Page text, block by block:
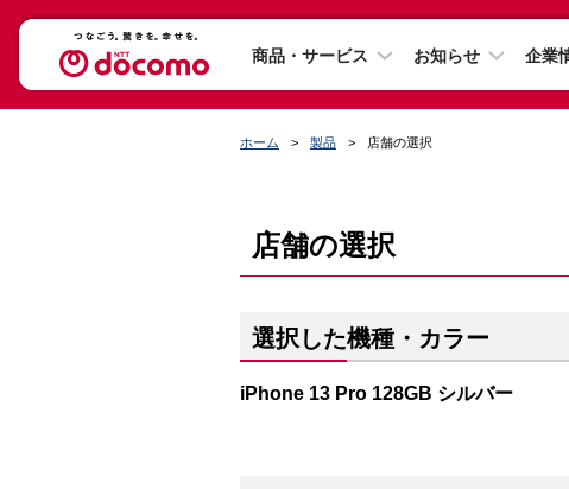
商品・サービス お知らせ 企業
ホーム 製品 店舗の選択
店舗の選択
選択した機種・カラー
iPhone 13 Pro 128GB シルバー